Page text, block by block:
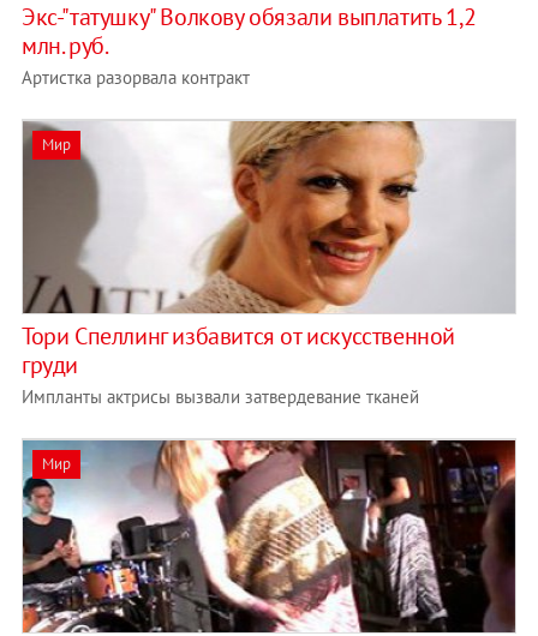
Экс-"татушку" Волкову обязали выплатить 1,2
млн. руб.
Артистка разорвала контракт
Мир
Тори Спеллинг избавится от искусственной
груди
Импланты актрисы вызвали затвердевание тканей
Мир